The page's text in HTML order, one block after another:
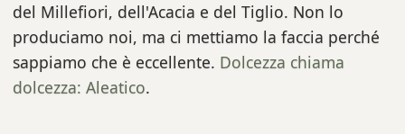
del Millefiori, dell'Acacia e del Tiglio. Non lo
produciamo noi, ma ci mettiamo la faccia perché
sappiamo che è eccellente. Dolcezza chiama
dolcezza: Aleatico.